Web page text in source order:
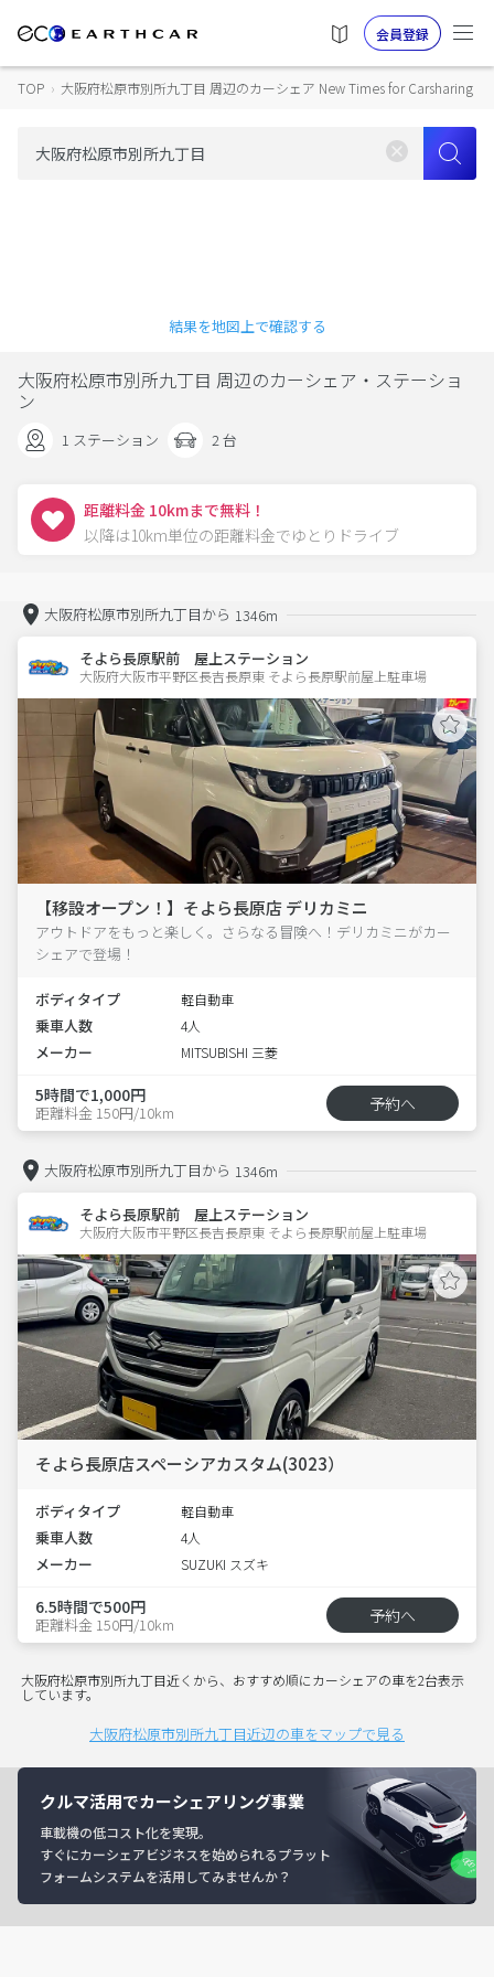
会員登録
TOP › 大阪府松原市別所九丁目 周辺のカーシェア New Times for Carsharing
結果を地図上で確認する
大阪府松原市別所九丁目 周辺のカーシェア・ステーショ
ン
1 ステーション 2 台
距離料金 10kmまで無料！
以降は10km単位の距離料金でゆとりドライブ
大阪府松原市別所九丁目から 1346m
そよら長原駅前 屋上ステーション
大阪府大阪市平野区長吉長原東 そよら長原駅前屋上駐車場
【移設オープン！】そよら長原店 デリカミニ
アウトドアをもっと楽しく。さらなる冒険へ！デリカミニがカー
シェアで登場！
ボディタイプ 軽自動車
乗車人数 4人
メーカー MITSUBISHI 三菱
5時間で1,000円
距離料金 150円/10km 予約へ
大阪府松原市別所九丁目から 1346m
そよら長原駅前 屋上ステーション
大阪府大阪市平野区長吉長原東 そよら長原駅前屋上駐車場
そよら長原店スペーシアカスタム(3023）
ボディタイプ 軽自動車
乗車人数 4人
メーカー SUZUKI スズキ
6.5時間で500円
距離料金 150円/10km 予約へ
大阪府松原市別所九丁目近くから、おすすめ順にカーシェアの車を2台表示
しています。
大阪府松原市別所九丁目近辺の車をマップで見る
クルマ活用でカーシェアリング事業
車載機の低コスト化を実現。
すぐにカーシェアビジネスを始められるプラット
フォームシステムを活用してみませんか？